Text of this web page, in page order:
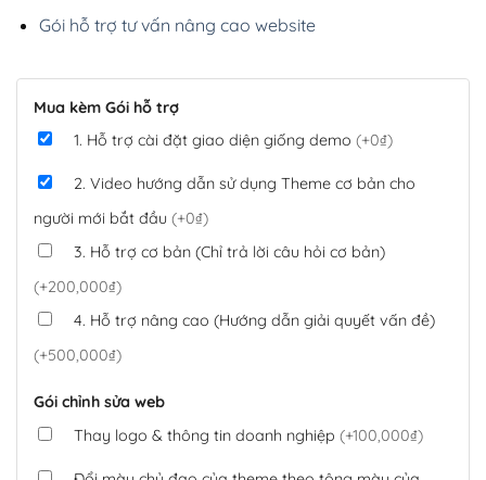
Gói hỗ trợ tư vấn nâng cao website
Mua kèm Gói hỗ trợ
1. Hỗ trợ cài đặt giao diện giống demo (+0₫)
2. Video hướng dẫn sử dụng Theme cơ bản cho
người mới bắt đầu (+0₫)
3. Hỗ trợ cơ bản (Chỉ trả lời câu hỏi cơ bản)
(+200,000₫)
4. Hỗ trợ nâng cao (Hướng dẫn giải quyết vấn đề)
(+500,000₫)
Gói chỉnh sửa web
Thay logo & thông tin doanh nghiệp (+100,000₫)